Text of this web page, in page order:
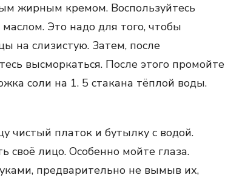
жирным кремом. Воспользуйтесь
Это надо для того, чтобы
на слизистую. Затем, после
высморкаться. После этого промойте
соли на 1. 5 стакана тёплой воды.
чистый платок и бутылку с водой.
своё лицо. Особенно мойте глаза.
предварительно не вымыв их,